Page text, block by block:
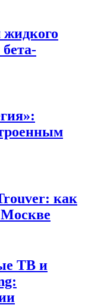
жидкого
как
ТВ и